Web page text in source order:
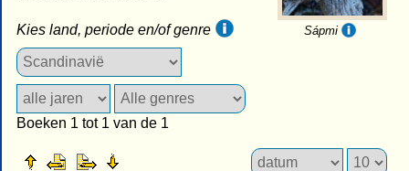
Sápmi
Kies land, periode en/of genre
Boeken 1 tot 1 van de 1